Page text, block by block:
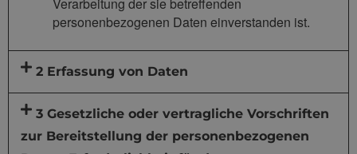
personenbezogenen Daten einverstanden ist.
2 Erfassung von Daten
3 Gesetzliche oder vertragliche Vorschriften
zur Bereitstellung der personenbezogenen